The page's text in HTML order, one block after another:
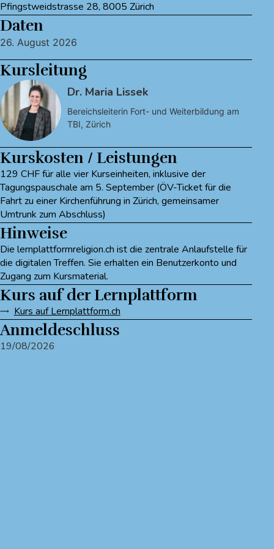
Pfingstweidstrasse 28, 8005 Zürich
Daten
26. August 2026
Kursleitung
Dr. Maria Lissek
Bereichsleiterin Fort- und Weiterbildung am
TBI, Zürich
Kurskosten / Leistungen
129 CHF für alle vier Kurseinheiten, inklusive der
Tagungspauschale am 5. September (ÖV-Ticket für die
Fahrt zu einer Kirchenführung in Zürich, gemeinsamer
Umtrunk zum Abschluss)
Hinweise
Die lernplattformreligion.ch ist die zentrale Anlaufstelle für
die digitalen Treffen. Sie erhalten ein Benutzerkonto und
Zugang zum Kursmaterial.
Kurs auf der Lernplattform
Kurs auf Lernplattform.ch
Anmeldeschluss
19/08/2026